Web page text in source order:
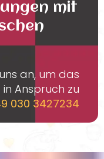
mit
an, um das
Anspruch zu
030 3427234